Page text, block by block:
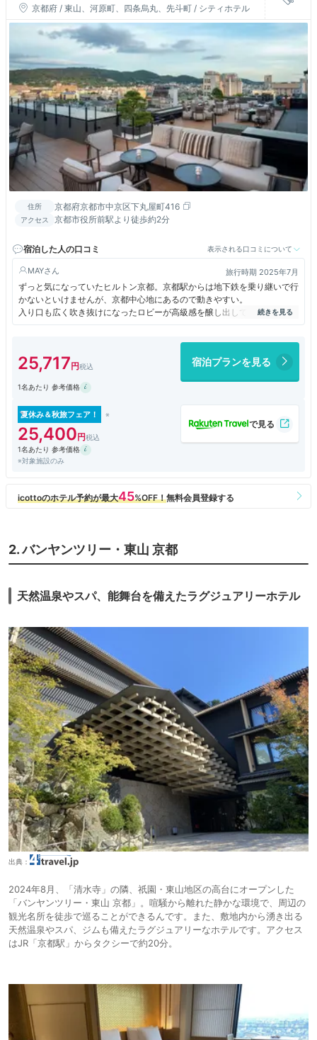
京都府 / 東山、河原町、四条烏丸、先斗町 / シティホテル
住所 京都府京都市中京区下丸屋町416
アクセス 京都市役所前駅より徒歩約2分
宿泊した人の口コミ 表示される口コミについて
MAY 旅行時期 2025年7月
ずっと気になっていたヒルトン京都。京都駅からは地下鉄を乗り継いで行
かないといけませんが、京都中心地にあるので動きやすい。
入り口も広く吹き抜けになったロビーが高級感を醸し出しています。
ィブラウンジも利用できたので、ドリンクや軽食も無料でした。
朝食のみ利用しましたが、京都市内のヒルトン同様、種類が多く、目の前
り良かったです。
25,717 宿泊プランを見る
1名あたり 参考価格
夏休み＆秋旅フェア！
25,400
1名あたり 参考価格
※対象施設のみ
2. バンヤンツリー・東山 京都
天然温泉やスパ、能舞台を備えたラグジュアリーホテル
出典：
2024年8月、「清水寺」の隣、祇園・東山地区の高台にオープンした
「バンヤンツリー・東山 京都」。喧騒から離れた静かな環境で、周辺の
観光名所を徒歩で巡ることができるんです。また、敷地内から湧き出る
天然温泉やスパ、ジムも備えたラグジュアリーなホテルです。アクセス
はJR「京都駅」からタクシーで約20分。